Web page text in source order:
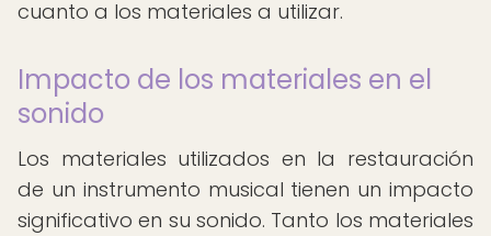
cuanto a los materiales a utilizar.
Impacto de los materiales en el
sonido
Los materiales utilizados en la restauración
de un instrumento musical tienen un impacto
significativo en su sonido. Tanto los materiales